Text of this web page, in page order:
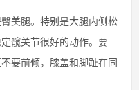
美腿。特别是大腿内侧松
髋关节很好的动作。要
要前倾，膝盖和脚趾在同